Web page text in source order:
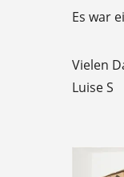
5
Es war
Vielen
Luise S